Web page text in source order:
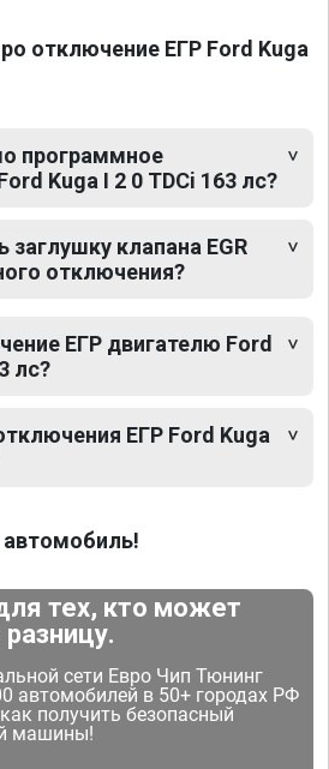
отключение ЕГР Ford Kuga
программное
Kuga I 2 0 TDCi 163 лс?
клапана EGR
отключения?
ЕГР двигателю Ford
лс?
ЕГР Ford Kuga
автомобиль!
тех, кто может
сети Евро Чип Тюнинг
автомобилей в 50+ городах РФ
получить безопасный
машины!